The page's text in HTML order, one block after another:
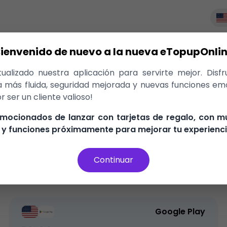
Play
Play United States,
Garantía de devolución del 100% El mejor precio en
Tarjeta de Regalo
Google Play
de nuevo a la nueva
nuestra aplicación para servirte mejor.
más fluida, seguridad mejorada y nuevas funciones
ser un cliente valioso!
de lanzar con tarjetas de regalo, con
funciones próximamente para mejorar tu
Continuar